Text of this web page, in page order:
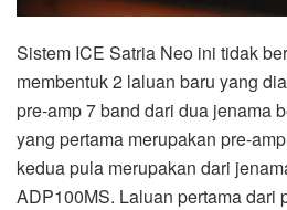
Sistem ICE Satria Neo ini tidak
membentuk 2 laluan baru yang
pre-amp 7 band dari dua jenama
yang pertama merupakan pre-
kedua pula merupakan dari
ADP100MS. Laluan pertama dari